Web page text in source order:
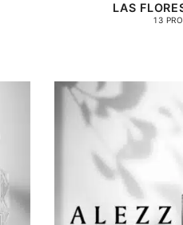
LAS
13